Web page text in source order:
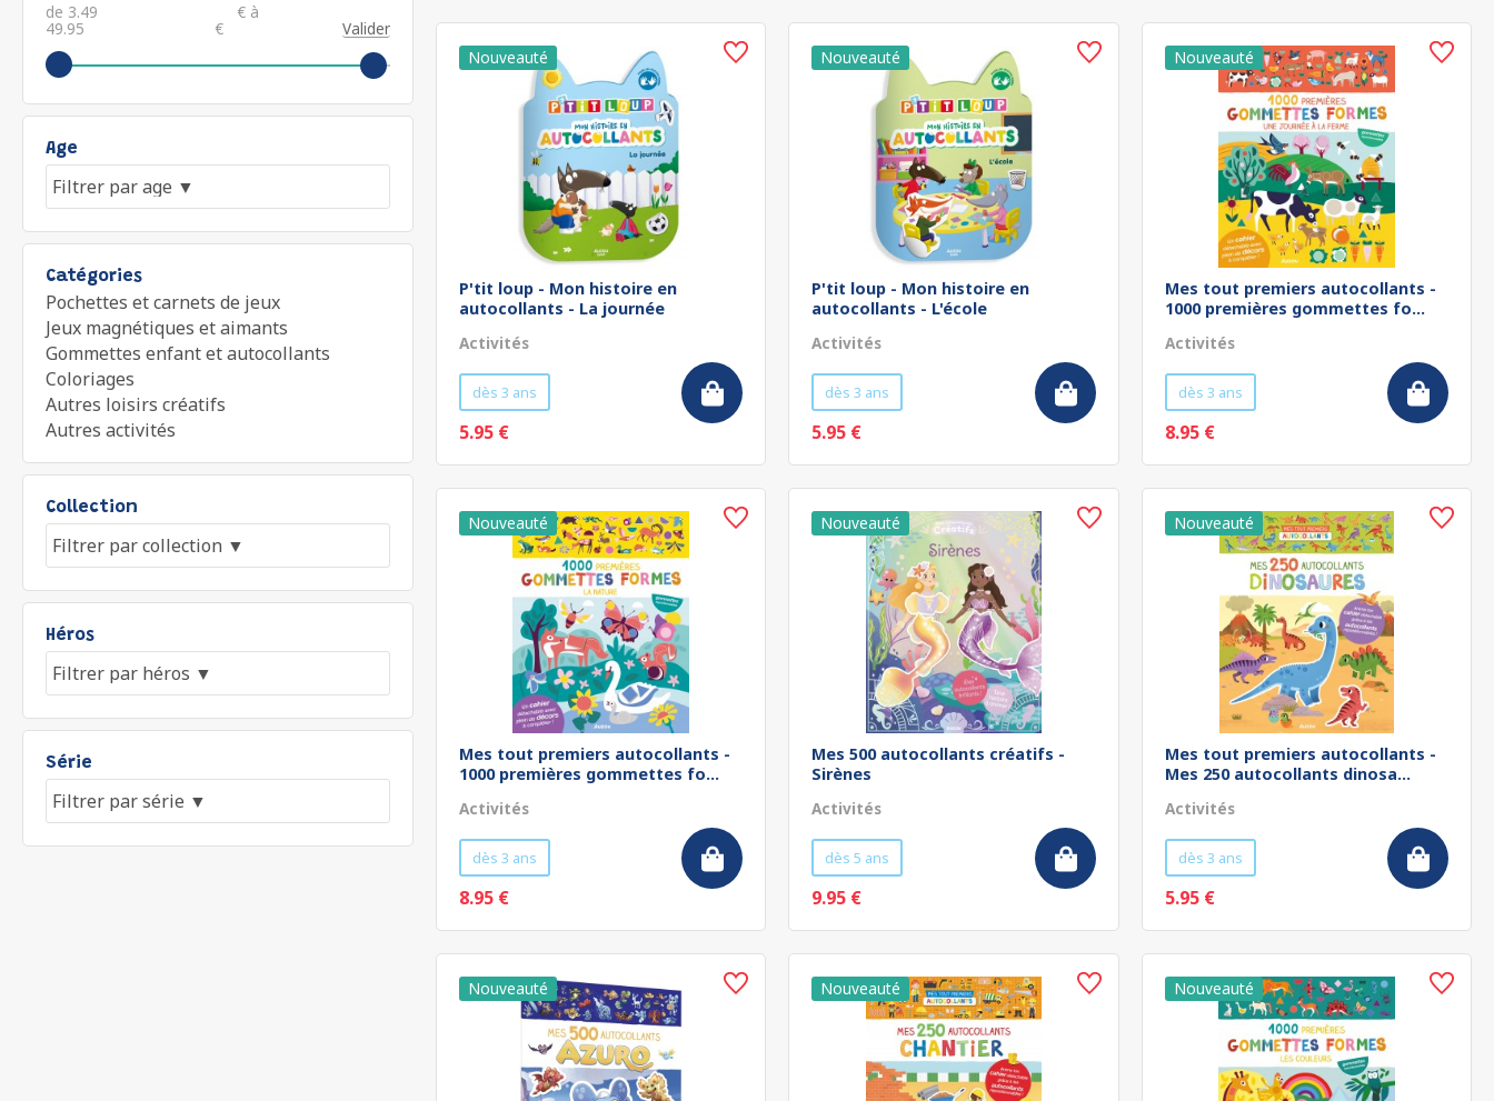
de € à
€ Valider
Age
Catégories
Pochettes et carnets de jeux
Jeux magnétiques et aimants
Gommettes enfant et autocollants
Coloriages
Autres loisirs créatifs
Autres activités
Collection
Héros
Série
P'tit loup - Mon histoire en
autocollants - La journée
Activités
dès 3 ans
5.95 €
P'tit loup - Mon histoire en
autocollants - L'école
Activités
dès 3 ans
5.95 €
Mes tout premiers autocollants -
1000 premières gommettes fo...
Activités
dès 3 ans
8.95 €
Mes tout premiers autocollants -
1000 premières gommettes fo...
Activités
dès 3 ans
8.95 €
Mes 500 autocollants créatifs -
Sirènes
Activités
dès 5 ans
9.95 €
Mes tout premiers autocollants -
Mes 250 autocollants dinosa...
Activités
dès 3 ans
5.95 €